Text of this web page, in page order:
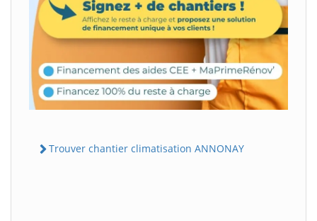
Trouver chantier climatisation ANNONAY